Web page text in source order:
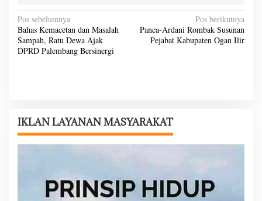
N
a
v
s
i
Pos sebelumnya
Bahas Kemacetan dan Masalah
Sampah, Ratu Dewa Ajak
DPRD Palembang Bersinergi
Pos berikutnya
Panca-Ardani Rombak Susunan
Pejabat Kabupaten Ogan Ilir
IKLAN LAYANAN MASYARAKAT